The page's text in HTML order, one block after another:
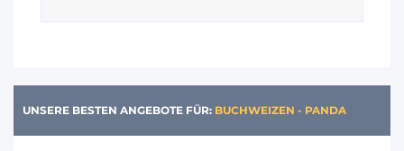
UNSERE BESTEN ANGEBOTE FÜR: BUCHWEIZEN - PANDA